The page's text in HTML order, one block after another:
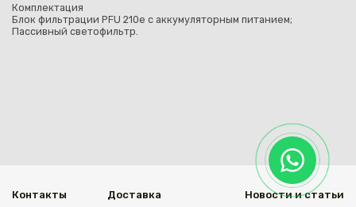
Комплектация
Блок фильтрации PFU 210e с аккумуляторным питанием;
Пассивный светофильтр.
Контакты Доставка Новости и статьи